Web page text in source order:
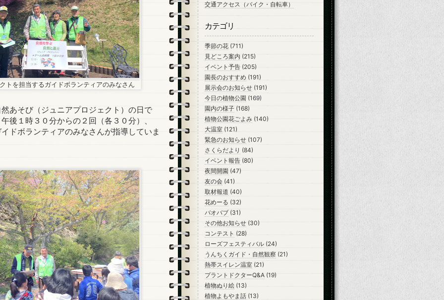
トを担当するガイドボランティアのみなさん
あそび（ジュニアプロジェクト）の日で
後１時３０分からの２回（各３０分）、
ドボランティアのみなさんが指導していま
交通アクセス（バイク・自転車）
カテゴリ
季節の花 (711)
見どころ案内 (215)
イベント予告 (205)
園長のおすすめ (191)
展示会のお知らせ (191)
今日の植物公園 (169)
園内の様子 (168)
植物公園花ごよみ (140)
大温室 (121)
緊急のお知らせ (107)
さくらだより (84)
イベント報告 (80)
夜間開園 (47)
友の会 (41)
取材報道 (40)
花めーる (32)
バオバブ (31)
その他お知らせ (30)
コンテスト (28)
ローズフェスティバル (24)
うんちくガイド・自然観察 (21)
熱帯スイレン温室 (21)
プラントドクターQ&A (19)
植物ぬり絵 (13)
植物よもやま話 (13)